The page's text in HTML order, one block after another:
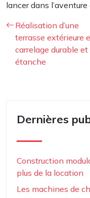
lancer dans
Réalisation d’une
terrasse extérieure
carrelage durable et
étanche
Dernières
Construction
plus de la location
Les machines de